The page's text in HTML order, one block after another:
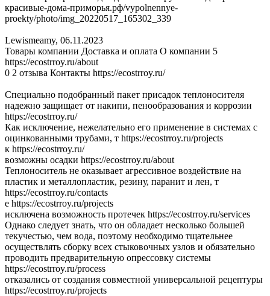
красивые-дома-приморья.рф/vypolnennye-
proekty/photo/img_20220517_165302_339
Lewismeamy, 06.11.2023
Товары компании Доставка и оплата О компании 5
https://ecostrroy.ru/about
0 2 отзыва Контакты https://ecostrroy.ru/
Специально подобранный пакет присадок теплоносителя
надежно защищает от накипи, пенообразования и коррозии
https://ecostrroy.ru/
Как исключение, нежелательно его применение в системах с
оцинкованными трубами, т https://ecostrroy.ru/projects
к https://ecostrroy.ru/
возможны осадки https://ecostrroy.ru/about
Теплоноситель не оказывает агрессивное воздействие на
пластик и металлопластик, резину, паранит и лен, т
https://ecostrroy.ru/contacts
е https://ecostrroy.ru/projects
исключена возможность протечек https://ecostrroy.ru/services
Однако следует знать, что он обладает несколько большей
текучестью, чем вода, поэтому необходимо тщательнее
осуществлять сборку всех стыковочных узлов и обязательно
проводить предварительную опрессовку системы
https://ecostrroy.ru/process
отказались от создания совместной универсальной рецептуры
https://ecostrroy.ru/projects